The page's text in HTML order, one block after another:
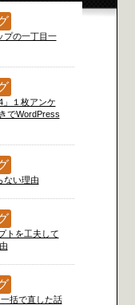
プの一丁目一
」１枚アンケ
でWordPress
ない理由
トを工夫して
括で直した話